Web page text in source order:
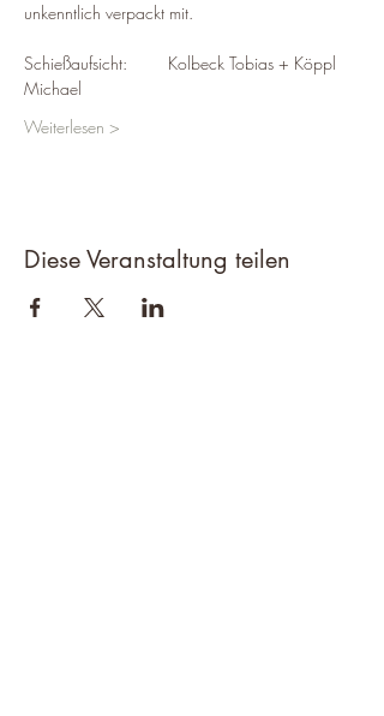
unkenntlich verpackt mit.
Schießaufsicht: 	Kolbeck Tobias + Köppl
Michael
Weiterlesen >
Diese Veranstaltung teilen